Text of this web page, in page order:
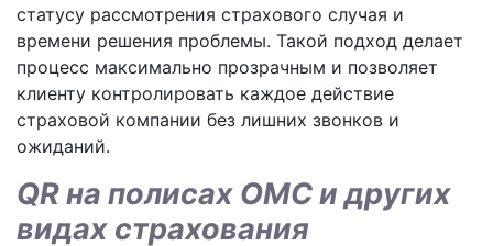
статусу рассмотрения страхового случая и
времени решения проблемы. Такой подход делает
процесс максимально прозрачным и позволяет
клиенту контролировать каждое действие
страховой компании без лишних звонков и
ожиданий.
QR на полисах ОМС и других
видах страхования